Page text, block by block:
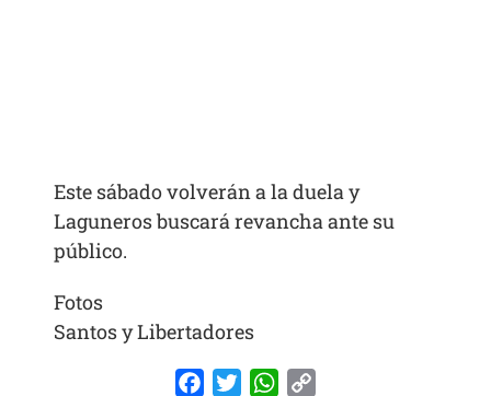
Este sábado volverán a la duela y
Laguneros buscará revancha ante su
público.
Fotos
Santos y Libertadores
FacebookTwitterWhatsApp